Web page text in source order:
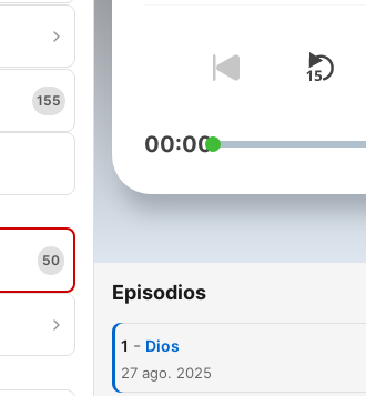
155
50
00:00
Episodios
1 - Dios
27 ago. 2025